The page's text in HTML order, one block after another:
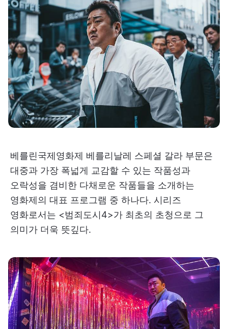
베를린국제영화제 베를리날레 스페셜 갈라 부문은
대중과 가장 폭넓게 교감할 수 있는 작품성과
오락성을 겸비한 다채로운 작품들을 소개하는
영화제의 대표 프로그램 중 하나다. 시리즈
영화로서는 <범죄도시4>가 최초의 초청으로 그
의미가 더욱 뜻깊다.